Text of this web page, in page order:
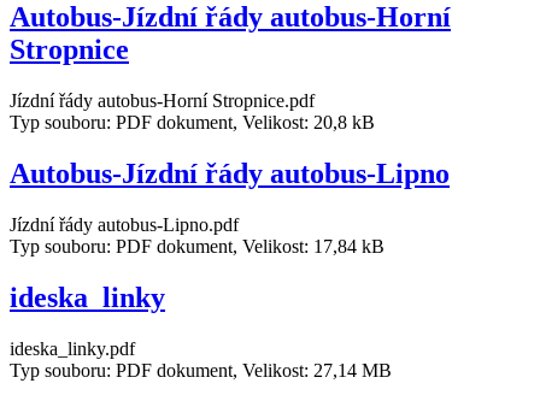
Autobus-Jízdní řády autobus-Horní
Stropnice
Jízdní řády autobus-Horní Stropnice.pdf
Typ souboru: PDF dokument, Velikost: 20,8 kB
Autobus-Jízdní řády autobus-Lipno
Jízdní řády autobus-Lipno.pdf
Typ souboru: PDF dokument, Velikost: 17,84 kB
ideska_linky
ideska_linky.pdf
Typ souboru: PDF dokument, Velikost: 27,14 MB